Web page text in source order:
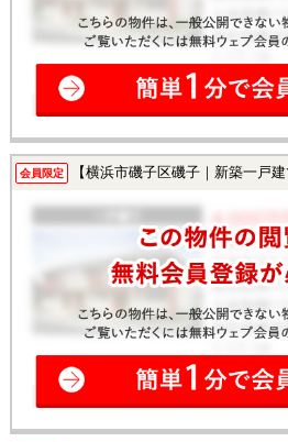
会員限定 【横浜市磯子区磯子｜新築一戸建